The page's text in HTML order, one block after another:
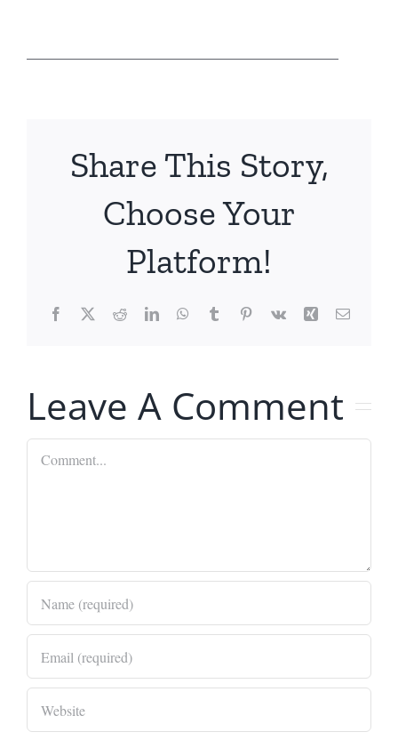
Share This Story,
Choose Your
Platform!
Facebook
X RedditLinkedInWhatsApp
TumblrPinterest
Vk Xing Email
Leave A Comment
Comment